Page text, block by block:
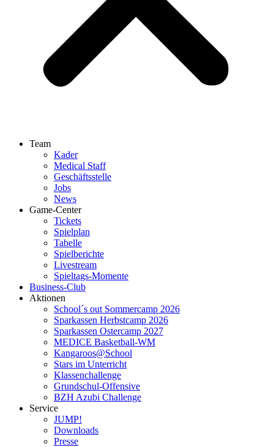
Team
Kader
Medical Staff
Geschäftsstelle
Jobs
News
Game-Center
Tickets
Spielplan
Tabelle
Spielberichte
Livestream
Spieltags-Momente
Business-Club
Aktionen
School´s out Sommercamp 2026
Sparkassen Herbstcamp 2026
Sparkassen Ostercamp 2027
MEDICE Basketball-WM
Kangaroos@School
Stars im Unterricht
Klassenchallenge
Grundschul-Offensive
BZH Azubi Challenge
Service
JUMP!
Downloads
Presse